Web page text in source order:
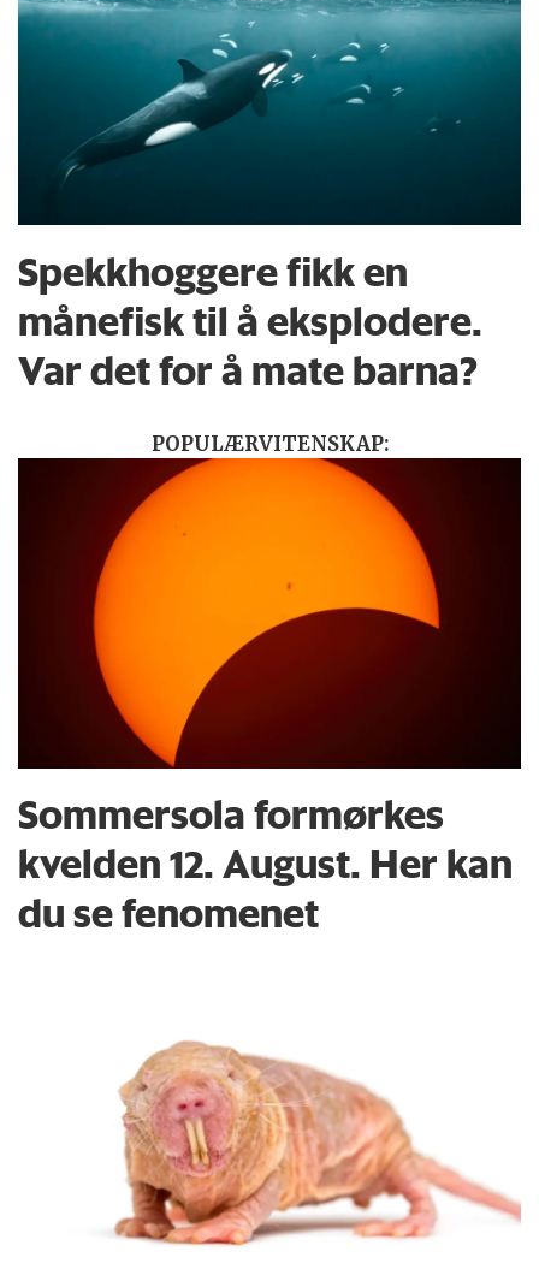
Spekkhoggere fikk en
månefisk til å eksplodere.
Var det for å mate barna?
POPULÆRVITENSKAP:
Sommersola formørkes
kvelden 12. August. Her kan
du se fenomenet